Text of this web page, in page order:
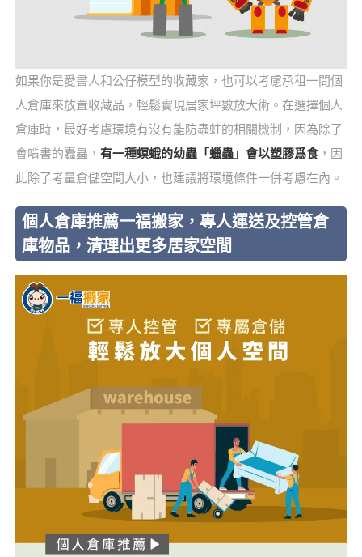
如果你是愛書人和公仔模型的收藏家，也可以考慮承租一間個
人倉庫來放置收藏品，輕鬆實現居家坪數放大術。在選擇個人
倉庫時，最好考慮環境有沒有能防蟲蛀的相關機制，因為除了
會啃書的蠹蟲， 有一種螟蛾的幼蟲「蠟蟲」會以塑膠爲食，因
此除了考量倉儲空間大小，也建議將環境條件一併考慮在內。
個人倉庫推薦一福搬家，專人運送及控管倉
庫物品，清理出更多居家空間